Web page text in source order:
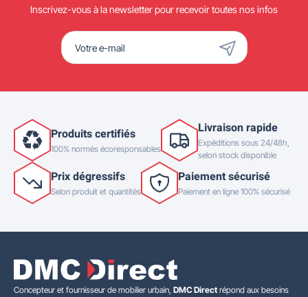
Inscrivez-vous à la newsletter pour recevoir toutes nos infos
Produits certifiés
100% normés écoresponsables
Livraison rapide
Expéditions sous 24/48h,
selon stock disponible
Prix dégressifs
Selon produit et quantités
Paiement sécurisé
Paiement en ligne 100% sécurisé
Concepteur et fournisseur de mobilier urbain, DMC Direct répond aux besoins